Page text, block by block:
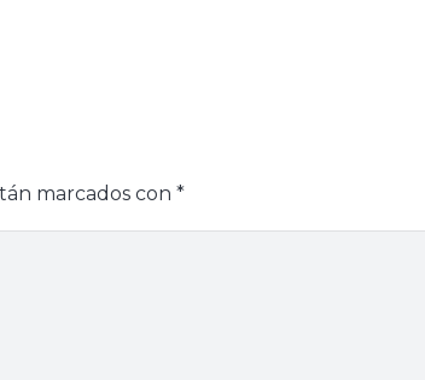
marcados con *